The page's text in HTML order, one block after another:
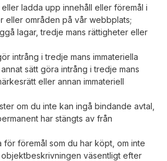
ladda upp innehåll eller föremål i
eller områden på vår webbplats;
lagar, tredje mans rättigheter eller
intrång i tredje mans immateriella
sätt göra intrång i tredje mans
eller annan immateriell
om du inte kan ingå bindande avtal,
har stängts av från
för föremål som du har köpt, om inte
objektbeskrivningen väsentligt efter